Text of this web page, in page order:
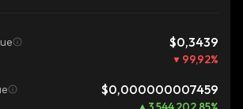
$0,3439
99,92%
$0,000000007459